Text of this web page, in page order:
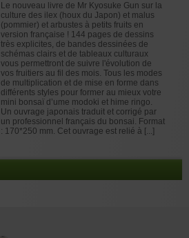
Le nouveau livre de Mr Kyosuke Gun sur la
culture des ilex (houx du Japon) et malus
(pommier) et arbustes à petits fruits en
version française ! 144 pages de dessins
très explicites, de bandes dessinées de
schémas clairs et de tableaux culturaux
vous permettront de suivre l'évolution de
vos fruitiers au fil des mois. Tous les modes
de multiplication et de mise en forme dans
différents styles pour former au mieux votre
mini bonsaï d’ume modoki et hime ringo.
Un ouvrage japonais traduit et corrigé par
un professionnel français du bonsai. Format
: 170*250 mm. Cet ouvrage est relié à [...]